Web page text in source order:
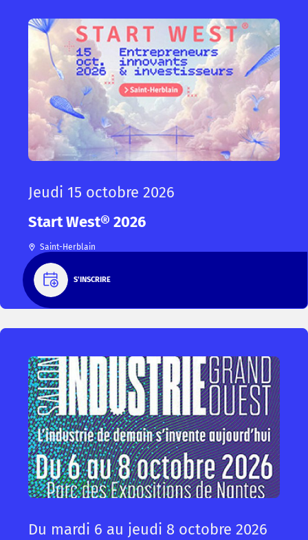
Jeudi 15 octobre 2026
Start West® 2026
Saint-Herblain
S'INSCRIRE
Du mardi 6 au jeudi 8 octobre 2026